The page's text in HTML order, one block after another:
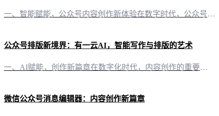
一、智能赋能，公众号内容创作新体验在数字时代，公众号已成为信息传播的重要渠道。然而，内容创作的高效与质量往往成为自媒体创作者的难题。“有一云AI”应运而生，以其创新性的AI智能写作+排版功能，为公众号创作者带来前所未有的便捷与高效。 二、排版之美，千款皮肤任你挑选“有一云AI”在内容排版上，提供了涵盖标题、内容、图文、分隔、引导等五大类，数千款装修皮肤。无论是简约大气，还是绚丽多彩，都能在这里找
公众号排版新境界：有一云AI，智能写作与排版的艺术
一、AI赋能，创作新篇章在数字化时代，内容创作的重要性不言而喻。有一云AI，作为一款创新型AI智能写作+排版软件，以其前沿的AI技术服务，为自媒体创作者打开了创作的新篇章。它不仅自动化了大部分创作需求，更将智能融入了内容排版的每一个细节。 二、排版之美，千款皮肤随心选每一篇文章，都是一次展现个性的机会。有一云AI在内容排版方面，提供了包含标题、内容、图文、分隔、引导五大类数千款装修皮肤，满足不同
微信公众号消息编辑器：内容创作新篇章